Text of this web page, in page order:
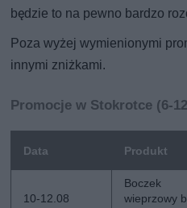
będzie to na pewno bardzo
Poza wyżej wymienionymi
innymi zniżkami.
Promocje w Stokrotce (6-
Data Produkt
10-12.08
Boczek
wieprzowy